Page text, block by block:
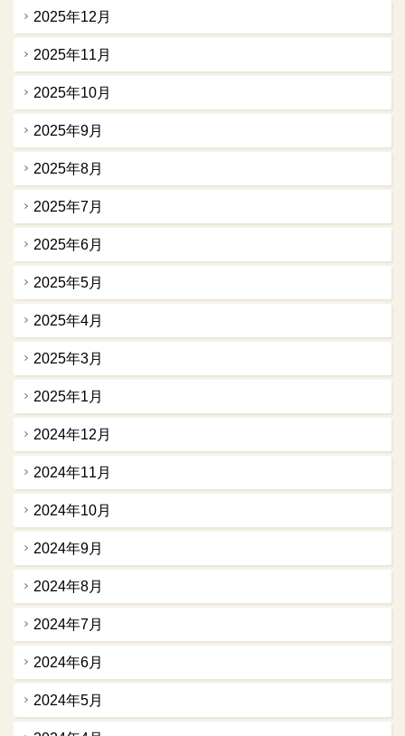
2025年12月
2025年11月
2025年10月
2025年9月
2025年8月
2025年7月
2025年6月
2025年5月
2025年4月
2025年3月
2025年1月
2024年12月
2024年11月
2024年10月
2024年9月
2024年8月
2024年7月
2024年6月
2024年5月